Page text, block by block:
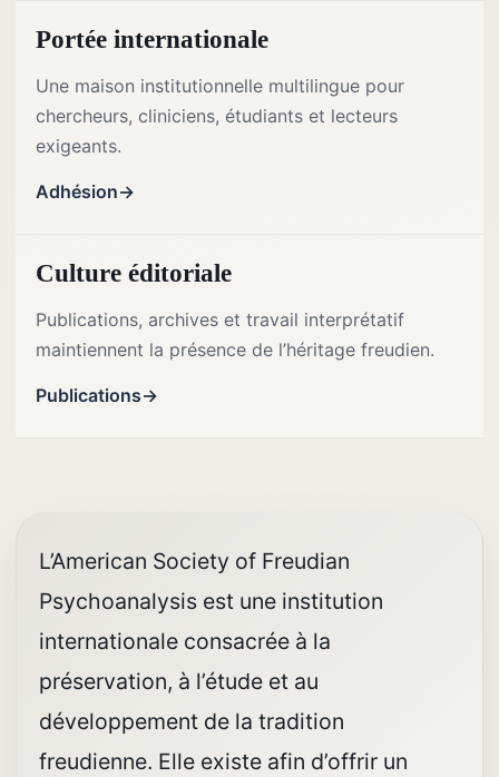
Portée internationale
Une maison institutionnelle multilingue pour
chercheurs, cliniciens, étudiants et lecteurs
exigeants.
Adhésion
Culture éditoriale
Publications, archives et travail interprétatif
maintiennent la présence de l’héritage freudien.
Publications
L’American Society of Freudian
Psychoanalysis est une institution
internationale consacrée à la
préservation, à l’étude et au
développement de la tradition
freudienne. Elle existe afin d’offrir un